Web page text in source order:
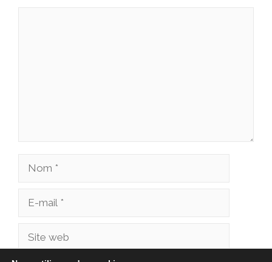
Nom
Site
web